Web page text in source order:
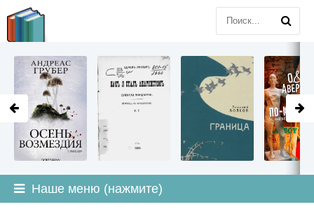
Наше меню (нажмите)
LITMIR.ORG